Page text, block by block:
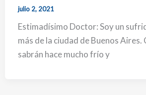
julio 2, 2021
Estimadísimo Doctor: Soy un
más de la ciudad de Buenos Aires.
sabrán hace mucho frío y